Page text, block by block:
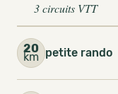
3 circuits VTT
20
km petite rando